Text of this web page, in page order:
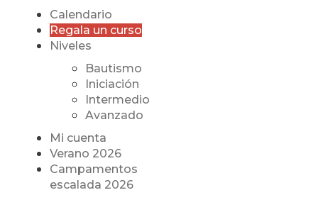
Calendario
Regala un curso
Niveles
Bautismo
Iniciación
Intermedio
Avanzado
Mi cuenta
Verano 2026
Campamentos
escalada 2026